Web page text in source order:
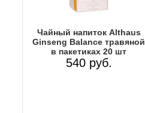
Чайный напиток Althaus
Ginseng Balance травяной
в пакетиках 20 шт
540 руб.